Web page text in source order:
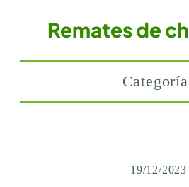
Remates de
19/12/2023